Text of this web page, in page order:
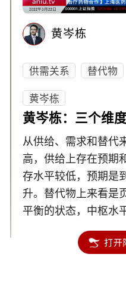
黄岑栋
供需关系 替代物
黄岑栋
黄岑栋：三个维
从供给、需求和替代
高，供给上存在预期
存水平较低，预期是
升。替代物上来看是
平衡的状态，中枢水